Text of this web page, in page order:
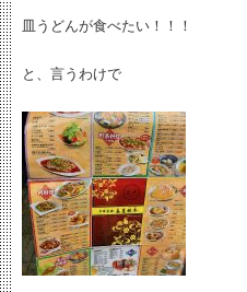
皿うどんが食べたい！！！
と、言うわけで